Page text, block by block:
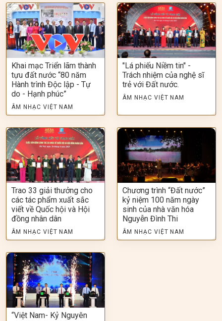
Khai mạc Triển lãm thành
tựu đất nước “80 năm
Hành trình Độc lập - Tự
do - Hạnh phúc”
ÂM NHẠC VIỆT NAM
"Lá phiếu Niềm tin" -
Trách nhiệm của nghệ sĩ
trẻ với Đất nước.
ÂM NHẠC VIỆT NAM
Trao 33 giải thưởng cho
các tác phẩm xuất sắc
viết về Quốc hội và Hội
đồng nhân dân
ÂM NHẠC VIỆT NAM
Chương trình “Đất nước”
kỷ niệm 100 năm ngày
sinh của nhà văn hóa
Nguyễn Đình Thi
ÂM NHẠC VIỆT NAM
“Việt Nam- Kỷ Nguyên